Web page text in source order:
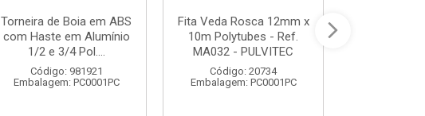
Torneira de Boia em ABS
com Haste em Alumínio
1/2 e 3/4 Pol....
Código: 981921
Embalagem: PC0001PC
Fita Veda Rosca 12mm x
10m Polytubes - Ref.
MA032 - PULVITEC
Código: 20734
Embalagem: PC0001PC